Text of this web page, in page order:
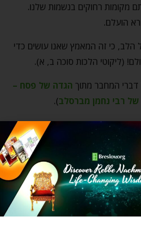
מקומות רחוקים בנשמות שלנו.
הועלם.
כי זה המאמץ שאנו עושים כדי
(ליקוטי הלכות סוכה ב, א).
המחבר מתוך הגדה של פסח –
רבי נחמן מברסלב).
מאמרים בנושא פסח? היכנסו
ארבע כוסות יין גאווה
של פסח עם פירוש מתורתו של רבי נחמן מברסלב
חיים מאושרים